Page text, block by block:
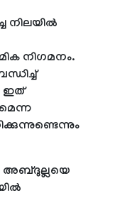
നിലയില്‍
നിഗമനം.
ഇത്
അബ്ദുല്ലയെ